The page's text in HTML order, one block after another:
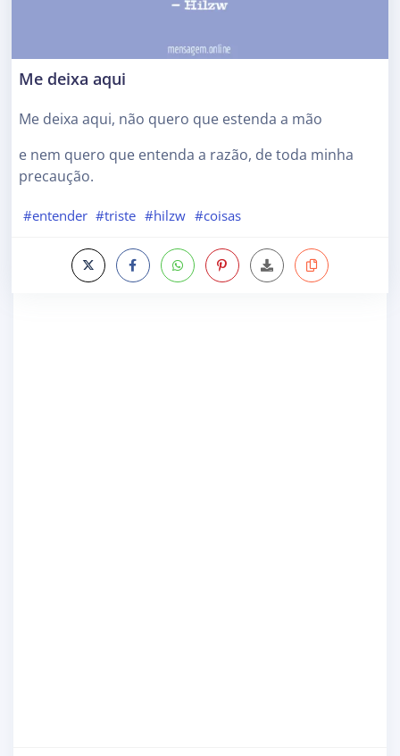
Me deixa aqui
Me deixa aqui, não quero que estenda a mão
e nem quero que entenda a razão, de toda minha
precaução.
#entender #triste #hilzw #coisas